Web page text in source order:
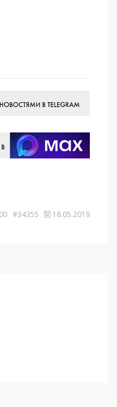
#34355 18.05.2019